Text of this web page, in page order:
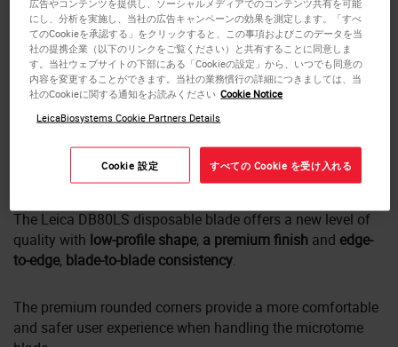
Low-Profile Disposable Blades
DB80LS
Cut the thin sections needed for diagnostic clarity.
The Leica DB80LS disposable blade offers a new level of
quality with low-profile shape, a premium finish and edge-
to-edge, blade-to-blade consistency.
The premium rounded corners provide a more comfortable
and safer user experience when handling the microtome
にし、分析を実施し、当社の広告キャンペーンの効果を測定します。「すべ
てのCookieを承認する」をクリックすると、この事項およびこのデータを当
社の提携企業（以下のリンクをご覧ください）と共有することに同意しま
す。当社ウェブサイトの下部にある「Cookieの設定」から、いつでも同意の
内容を変更することができます。当社の業務慣行の詳細につきましては、当
社のCookieに関する通知をお読みください Cookie Notice
LeicaBiosystems Cookie Partners Details
Cookie 設定 すべての Cookie を受け入れる